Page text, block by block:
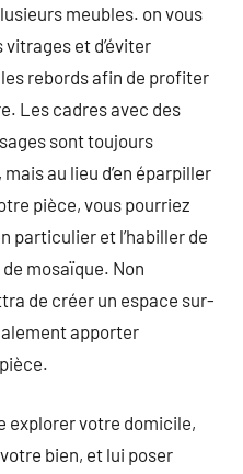
meubles. on vous
et d’éviter
rebords afin de profiter
Les cadres avec des
sont toujours
au lieu d’en éparpiller
pièce, vous pourriez
particulier et l’habiller de
mosaïque. Non
de créer un espace sur-
apporter
explorer votre domicile,
bien, et lui poser